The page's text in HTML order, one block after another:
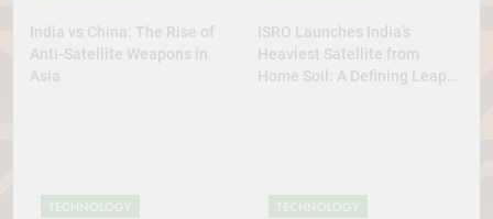
India vs China: The Rise of
Anti-Satellite Weapons in
Asia
ISRO Launches India’s
Heaviest Satellite from
Home Soil: A Defining Leap
TECHNOLOGY TECHNOLOGY